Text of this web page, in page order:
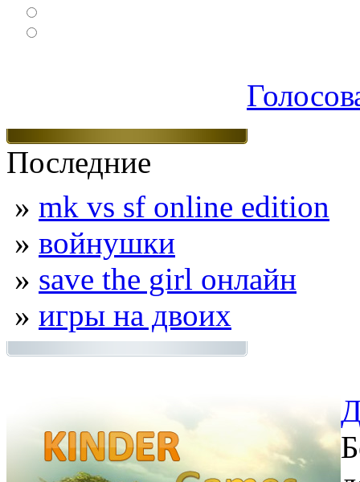
Последние
» mk vs sf online edition
» войнушки
» save the girl онлайн
» игры на двоих